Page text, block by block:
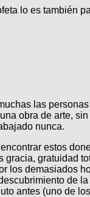
lo es también
las
obra de arte,
nunca.
estos
gratuidad
los demasiados
de
antes (uno de